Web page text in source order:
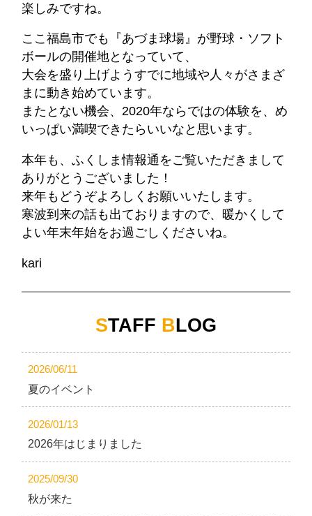
楽しみですね。
ここ福島市でも『あづま球場』が野球・ソフト
ボールの開催地となっていて、
大会を盛り上げようすでに地域や人々がさまざ
まに動き始めています。
またとない機会、2020年ならではの体験を、め
いっぱい満喫できたらいいなと思います。
本年も、ふくしま情報通をご覧いただきまして
ありがとうございました！
来年もどうぞよろしくお願いいたします。
寒波到来の話も出ておりますので、暖かくして
よい年末年始をお過ごしくださいね。
kari
STAFF BLOG
2026/06/11
夏のイベント
2026/01/13
2026年はじまりました
2025/09/30
秋が来た